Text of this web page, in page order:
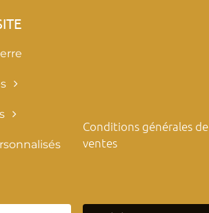
Conditions générales de
ventes